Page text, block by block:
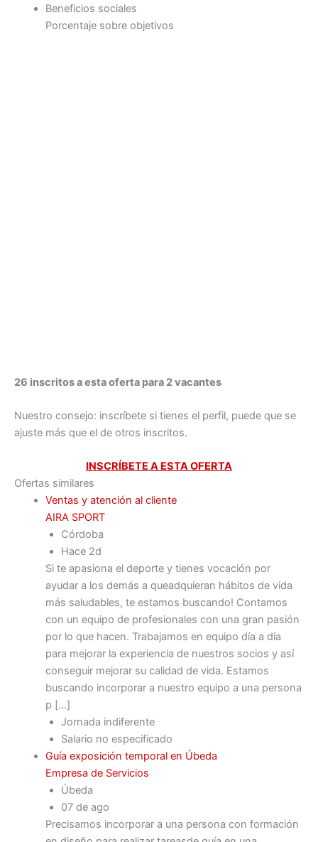
Beneficios sociales
Porcentaje sobre objetivos
26 inscritos a esta oferta para 2 vacantes
Nuestro consejo: inscríbete si tienes el perfil, puede que se
ajuste más que el de otros inscritos.
INSCRÍBETE A ESTA OFERTA
Ofertas similares
Ventas y atención al cliente
AIRA SPORT
Córdoba
Hace 2d
Si te apasiona el deporte y tienes vocación por
ayudar a los demás a queadquieran hábitos de vida
más saludables, te estamos buscando! Contamos
con un equipo de profesionales con una gran pasión
por lo que hacen. Trabajamos en equipo día a día
para mejorar la experiencia de nuestros socios y así
conseguir mejorar su calidad de vida. Estamos
buscando incorporar a nuestro equipo a una persona
p […]
Jornada indiferente
Salario no especificado
Guía exposición temporal en Úbeda
Empresa de Servicios
Úbeda
07 de ago
Precisamos incorporar a una persona con formación